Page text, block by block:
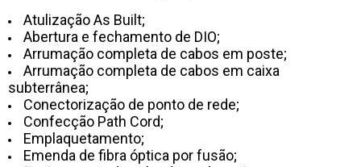
Atulização As Built;
Abertura e fechamento de DIO;
Arrumação completa de cabos em poste;
Arrumação completa de cabos em caixa
subterrânea;
Conectorização de ponto de rede;
Confecção Path Cord;
Emplaquetamento;
Emenda de fibra óptica por fusão;